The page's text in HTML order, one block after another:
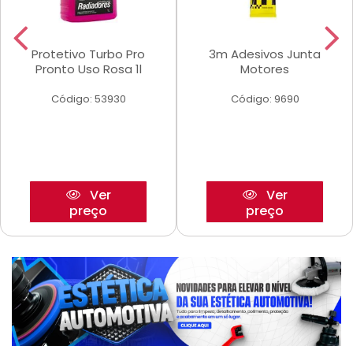
Protetivo Turbo Pro
Pronto Uso Rosa 1l
Código: 53930
Ver
preço
3m Adesivos Junta
Motores
Código: 9690
Ver
preço